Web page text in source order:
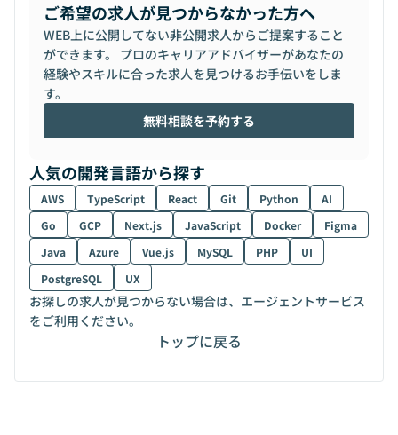
ご希望の求人が見つからなかった方へ
WEB上に公開してない非公開求人からご提案すること
ができます。 プロのキャリアアドバイザーがあなたの
経験やスキルに合った求人を見つけるお手伝いをしま
す。
無料相談を予約する
人気の開発言語から探す
AWS TypeScript React Git Python
AI
Go
GCP Next.js JavaScript Docker
Figma
Java
Azure Vue.js MySQL PHP
UI
PostgreSQL
UX
お探しの求人が見つからない場合は、エージェントサービス
をご利用ください。
トップに戻る